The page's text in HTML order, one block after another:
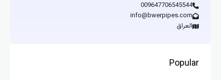
009647706545544
info@bwerpipes.com
العراق
Popular